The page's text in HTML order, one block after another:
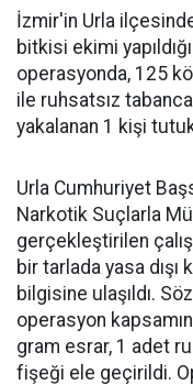
İzmir'in Urla
bitkisi ekimi
operasyonda, 125
ile ruhsatsız
yakalanan 1 kişi
Urla Cumhuriyet
Narkotik Suçlarla
gerçekleştirilen
bir tarlada yasa dışı
bilgisine ulaşıldı.
operasyon
gram esrar, 1 adet
fişeği ele geçirildi.